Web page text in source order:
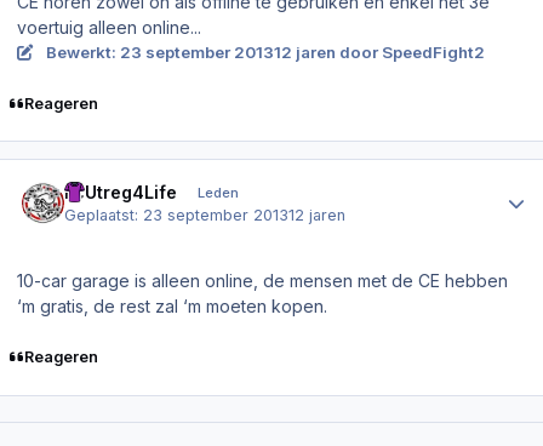
voertuig alleen online...
Bewerkt: 23 september 201312 jaren door SpeedFight2
Reageren
FcUtreg4Life Leden
Geplaatst: 23 september 201312 jaren
10-car garage is alleen online, de mensen met de CE hebben
‘m gratis, de rest zal ‘m moeten kopen.
Reageren